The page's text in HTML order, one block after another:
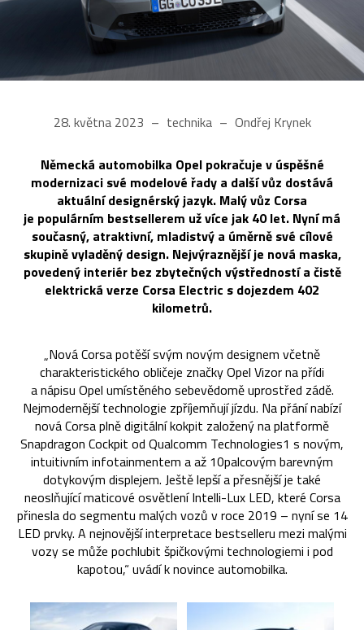
28. května 2023 technika Ondřej Krynek
Německá automobilka Opel pokračuje v úspěšné
modernizaci své modelové řady a další vůz dostává
aktuální designérský jazyk. Malý vůz Corsa
je populárním bestsellerem už více jak 40 let. Nyní má
současný, atraktivní, mladistvý a úměrně své cílové
skupině vyladěný design. Nejvýraznější je nová maska,
povedený interiér bez zbytečných výstředností a čistě
elektrická verze Corsa Electric s dojezdem 402
kilometrů.
„Nová Corsa potěší svým novým designem včetně
charakteristického obličeje značky Opel Vizor na přídi
a nápisu Opel umístěného sebevědomě uprostřed zádě.
Nejmodernější technologie zpříjemňují jízdu. Na přání nabízí
nová Corsa plně digitální kokpit založený na platformě
Snapdragon Cockpit od Qualcomm Technologies1 s novým,
intuitivním infotainmentem a až 10palcovým barevným
dotykovým displejem. Ještě lepší a přesnější je také
neoslňující maticové osvětlení Intelli-Lux LED, které Corsa
přinesla do segmentu malých vozů v roce 2019 – nyní se 14
LED prvky. A nejnovější interpretace bestselleru mezi malými
vozy se může pochlubit špičkovými technologiemi i pod
kapotou,“ uvádí k novince automobilka.